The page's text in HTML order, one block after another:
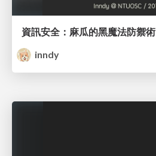
資訊安全：麻瓜的黑魔法防禦術
inndy